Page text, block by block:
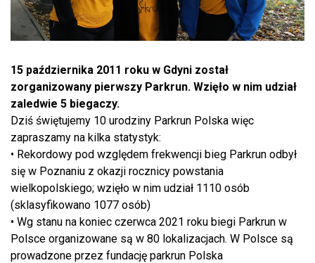
15 października 2011 roku w Gdyni został
zorganizowany pierwszy Parkrun. Wzięło w nim udział
zaledwie 5 biegaczy.
Dziś świętujemy 10 urodziny Parkrun Polska więc
zapraszamy na kilka statystyk:
• Rekordowy pod względem frekwencji bieg Parkrun odbył
się w Poznaniu z okazji rocznicy powstania
wielkopolskiego; wzięło w nim udział 1110 osób
(sklasyfikowano 1077 osób)
• Wg stanu na koniec czerwca 2021 roku biegi Parkrun w
Polsce organizowane są w 80 lokalizacjach. W Polsce są
prowadzone przez fundację parkrun Polska